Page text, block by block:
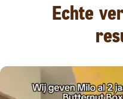
Echte